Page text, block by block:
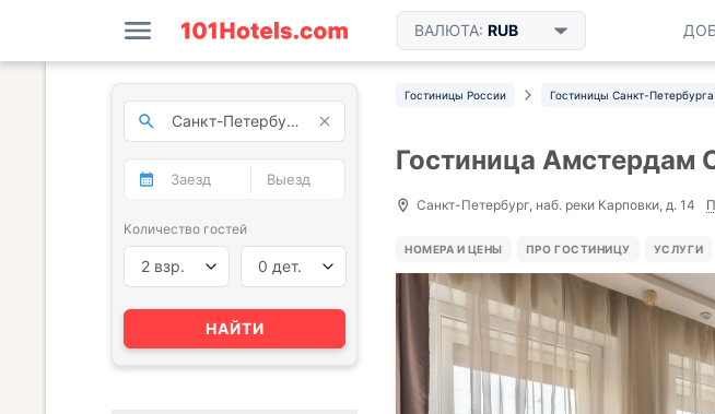
ВАЛЮТА: RUB
Гостиницы России Гостиницы Санкт-Петербурга
Гостиница Амстердам
Санкт-Петербург, наб. реки Карповки, д. 14
НОМЕРА И ЦЕНЫ ПРО ГОСТИНИЦУ УСЛУГИ
Количество гостей
2 взр. 0 дет.
НАЙТИ